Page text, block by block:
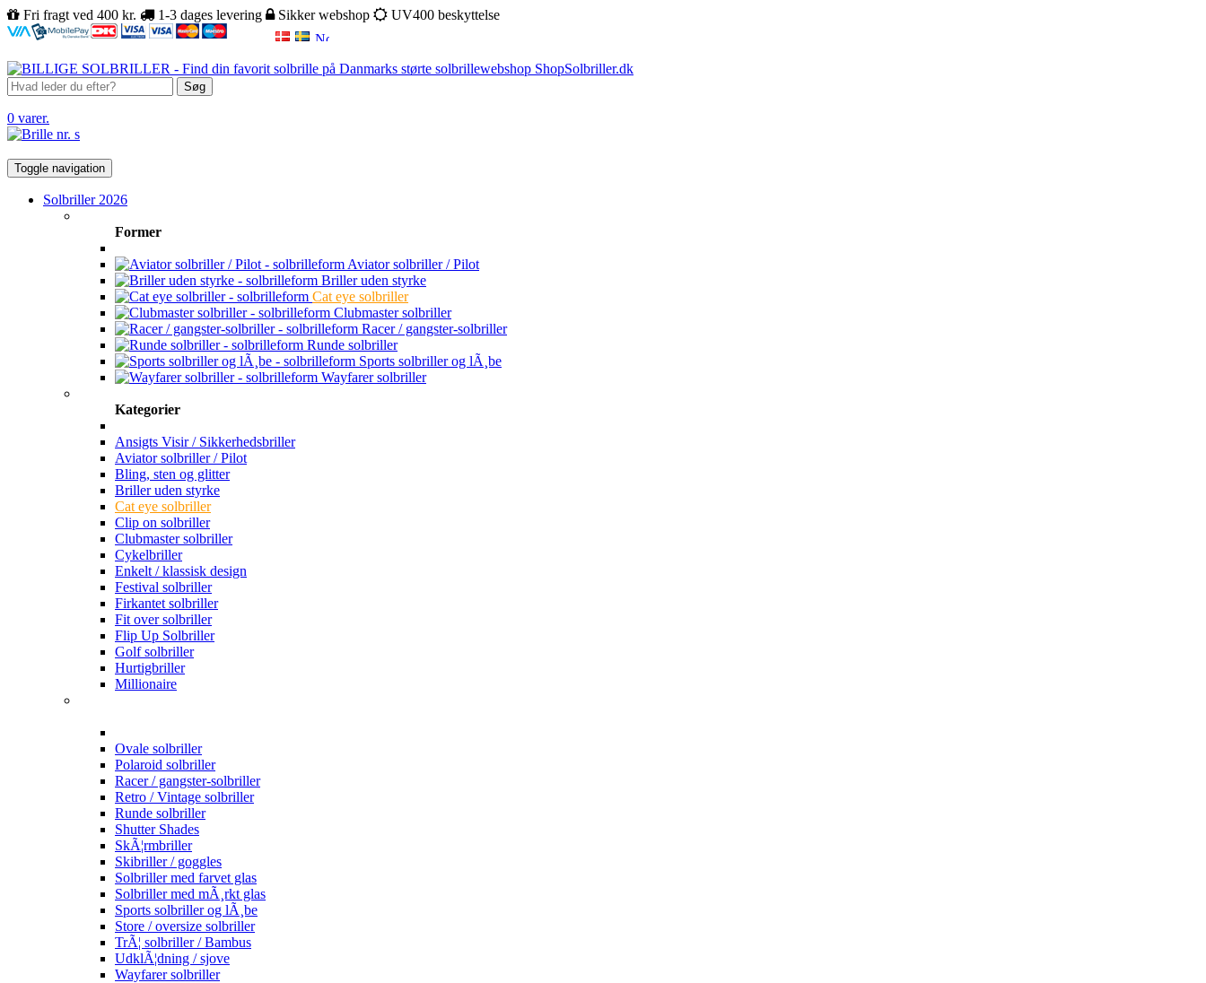
Fri fragt ved 400 kr. 1-3 dages levering Sikker webshop UV400 beskyttelse
Søg
0 varer.
Toggle navigation
Solbriller 2026
Former
Aviator solbriller / Pilot
Briller uden styrke
Cat eye solbriller
Clubmaster solbriller
Racer / gangster-solbriller
Runde solbriller
Sports solbriller og lÃ¸be
Wayfarer solbriller
Kategorier
Ansigts Visir / Sikkerhedsbriller
Aviator solbriller / Pilot
Bling, sten og glitter
Briller uden styrke
Cat eye solbriller
Clip on solbriller
Clubmaster solbriller
Cykelbriller
Enkelt / klassisk design
Festival solbriller
Firkantet solbriller
Fit over solbriller
Flip Up Solbriller
Golf solbriller
Hurtigbriller
Millionaire
Ovale solbriller
Polaroid solbriller
Racer / gangster-solbriller
Retro / Vintage solbriller
Runde solbriller
Shutter Shades
SkÃ¦rmbriller
Skibriller / goggles
Solbriller med farvet glas
Solbriller med mÃ¸rkt glas
Sports solbriller og lÃ¸be
Store / oversize solbriller
TrÃ¦ solbriller / Bambus
UdklÃ¦dning / sjove
Wayfarer solbriller